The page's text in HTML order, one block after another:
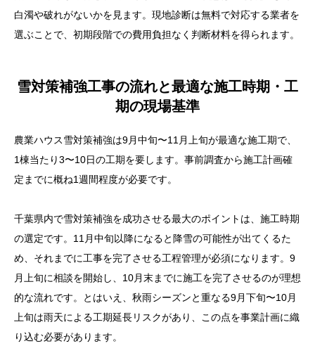
白濁や破れがないかを見ます。現地診断は無料で対応する業者を
選ぶことで、初期段階での費用負担なく判断材料を得られます。
雪対策補強工事の流れと最適な施工時期・工
期の現場基準
農業ハウス雪対策補強は9月中旬〜11月上旬が最適な施工期で、
1棟当たり3〜10日の工期を要します。事前調査から施工計画確
定までに概ね1週間程度が必要です。
千葉県内で雪対策補強を成功させる最大のポイントは、施工時期
の選定です。11月中旬以降になると降雪の可能性が出てくるた
め、それまでに工事を完了させる工程管理が必須になります。9
月上旬に相談を開始し、10月末までに施工を完了させるのが理想
的な流れです。とはいえ、秋雨シーズンと重なる9月下旬〜10月
上旬は雨天による工期延長リスクがあり、この点を事業計画に織
り込む必要があります。